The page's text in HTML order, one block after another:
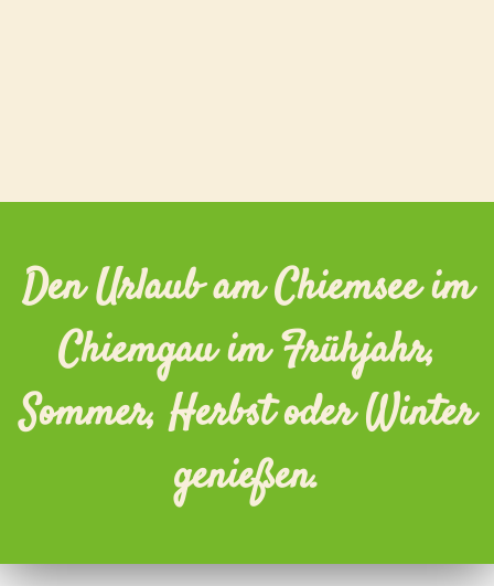
Den Urlaub am Chiemsee im
Chiemgau im Frühjahr,
Sommer, Herbst oder Winter
genießen.